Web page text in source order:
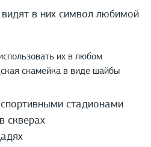
в них символ любимой
их в любом
скамейка в виде шайбы
стадионами
скверах